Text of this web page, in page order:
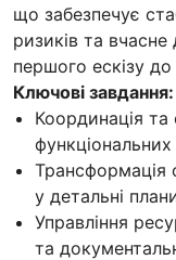
що забезпечує
ризиків та вчасне
першого ескізу до
Ключові завдання:
Координація та
Трансформація
у детальні
Управління
та